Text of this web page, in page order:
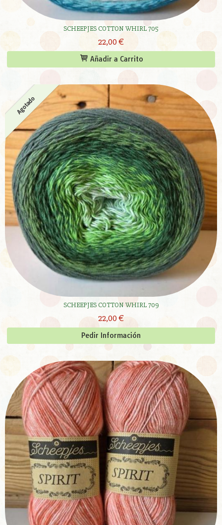
SCHEEPJES COTTON WHIRL 705
22,00 €
Añadir a Carrito
Agotado
SCHEEPJES COTTON WHIRL 709
22,00 €
Pedir Información